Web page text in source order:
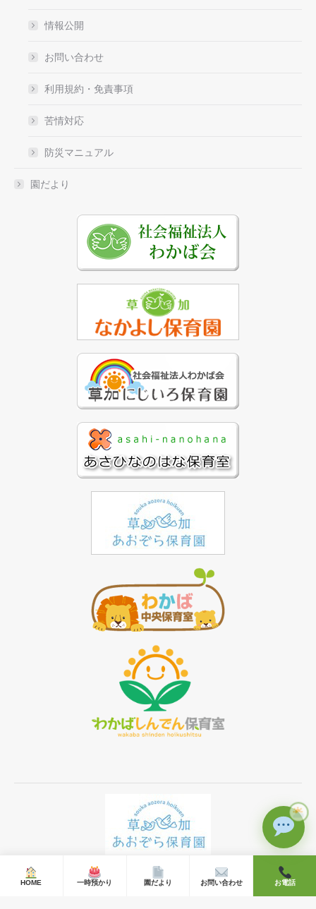
情報公開
お問い合わせ
利用規約・免責事項
苦情対応
防災マニュアル
園だより
Ⓒ 2019 草加あおぞら保育園 All rights reserved.
HOME 一時預かり 園だより お問い合わせ お電話